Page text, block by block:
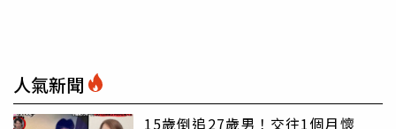
人氣新聞
15歲倒追27歲男！交往1個月懷